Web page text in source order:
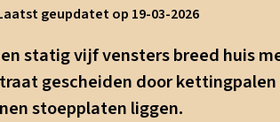
geupdatet op 19-03-2026
statig vijf vensters breed huis
gescheiden door
stoepplaten liggen.